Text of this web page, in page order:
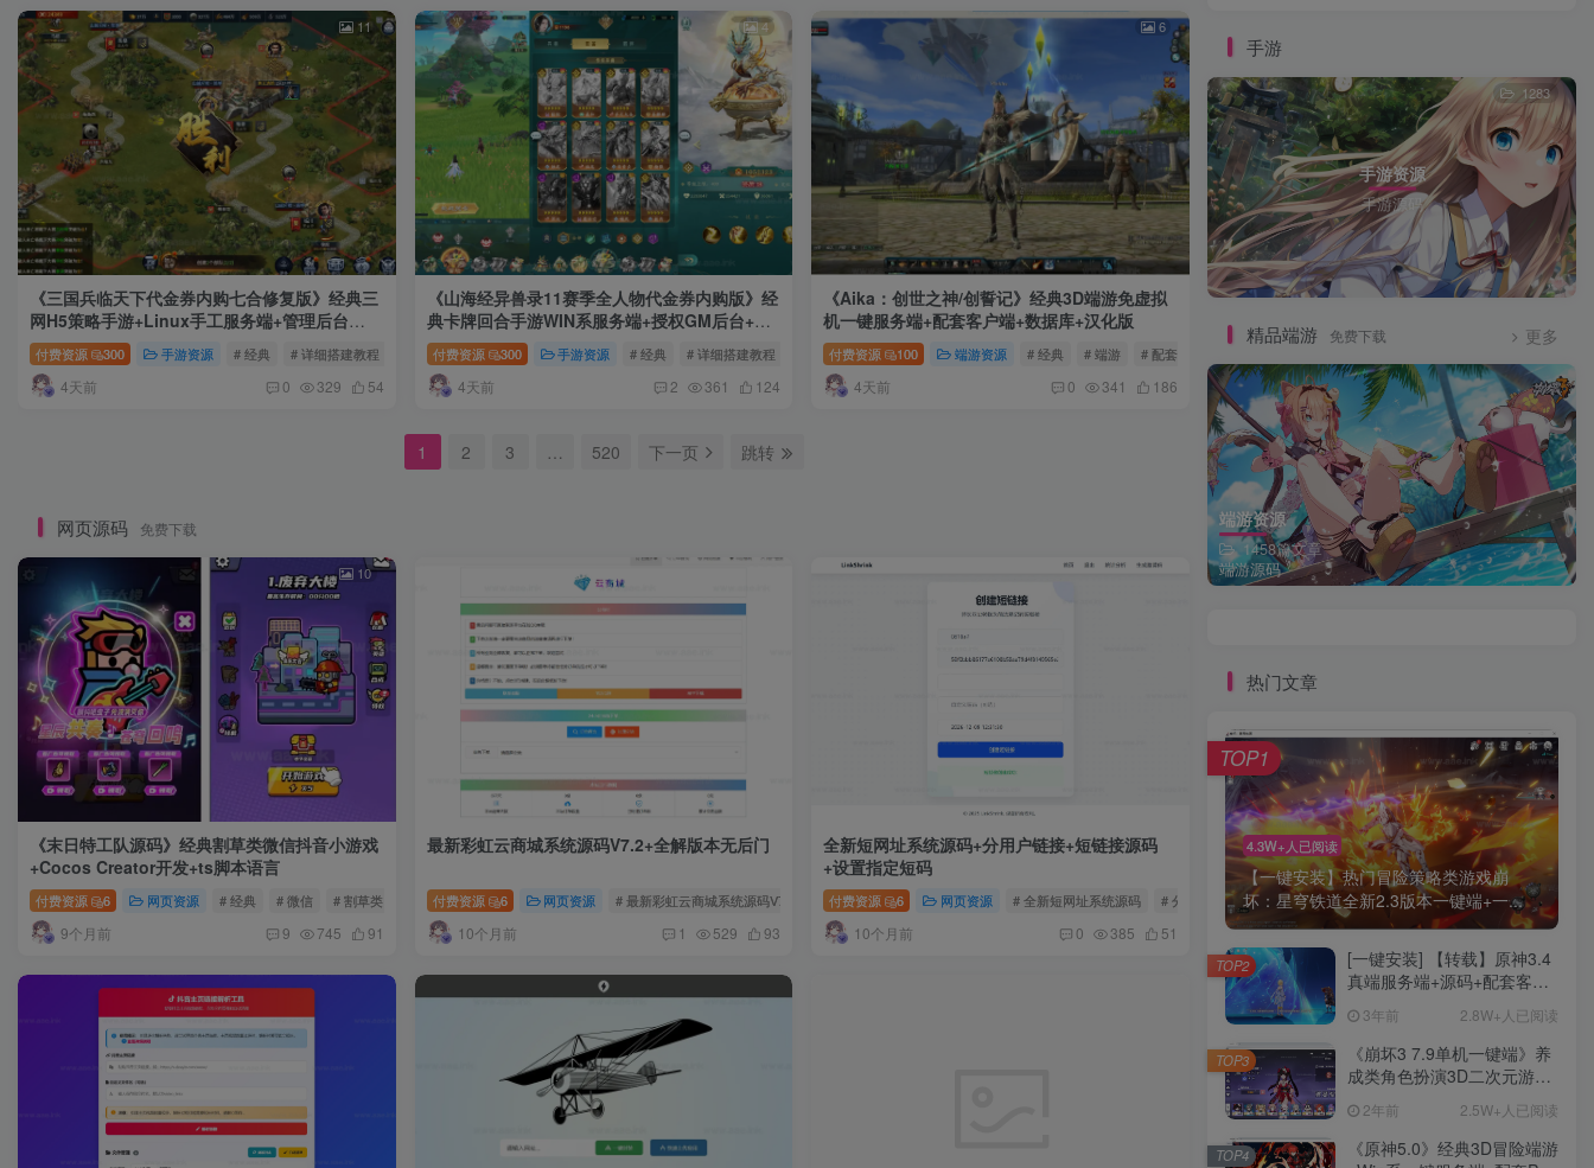
11
《三国兵临天下代金券内购七合修复版》经典三
网H5策略手游+Linux手工服务端+管理后台
+GM授权后台+简易安卓客户端+详细搭建教程
付费资源 300 手游资源 # 经典 # 详细搭建教程 # Linux手工服务端
4天前 0 329 54
4
《山海经异兽录11赛季全人物代金券内购版》经
典卡牌回合手游WIN系服务端+授权GM后台+管
理后台+热更修改工具+安卓+详细搭建教程
付费资源 300 手游资源 # 经典 # 详细搭建教程 # 手游
4天前 2 361 124
6
《Aika：创世之神/创誓记》经典3D端游免虚拟
机一键服务端+配套客户端+数据库+汉化版
付费资源 100 端游资源 # 经典 # 端游 # 配套客户端
4天前 0 341 186
1 2 3 … 520 下一页 跳转
网页源码 免费下载
10
《末日特工队源码》经典割草类微信抖音小游戏
+Cocos Creator开发+ts脚本语言
付费资源 6 网页资源 # 经典 # 微信 # 割草类
9个月前 9 745 91
最新彩虹云商城系统源码V7.2+全解版本无后门
付费资源 6 网页资源 # 最新彩虹云商城系统源码V7.2 # 全解版本无后门
10个月前 1 529 93
全新短网址系统源码+分用户链接+短链接源码
+设置指定短码
付费资源 6 网页资源 # 全新短网址系统源码 # 分用户链接 # 短链接源码
10个月前 0 385 51
手游
手游资源
手游源码
1283
精品端游 免费下载 更多
端游资源
1458篇文章
端游源码
热门文章
4.3W+人已阅读
【一键安装】热门冒险策略类游戏崩
坏：星穹铁道全新2.3版本一键端+一...
TOP1
[一键安装] 【转载】原神3.4
真端服务端+源码+配套客户
说明文件
3年前 2.8W+人已阅读
TOP2
《崩坏3 7.9单机一键端》养
成类角色扮演3D二次元游
用、无限资源、附带保姆级
安装教程
2年前 2.5W+人已阅读
TOP3
《原神5.0》经典3D冒险端游
TOP4